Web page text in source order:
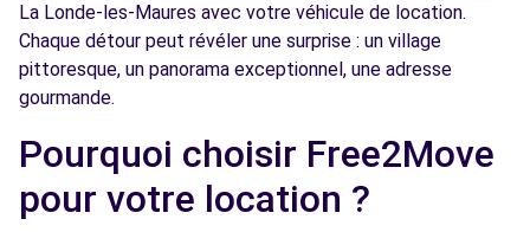
La Londe-les-Maures avec votre véhicule de location.
Chaque détour peut révéler une surprise : un village
pittoresque, un panorama exceptionnel, une adresse
gourmande.
Pourquoi choisir Free2Move
pour votre location ?